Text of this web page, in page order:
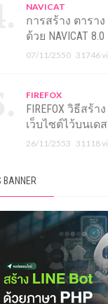
NAVICAT
การสร้าง ตารา
ด้วย NAVICAT 8.0
07/11/2550 31746
FIREFOX
FIREFOX วิธีสร้าง
เว็บไซต์ไว้บนเด
26/11/2553 31118
BANNER